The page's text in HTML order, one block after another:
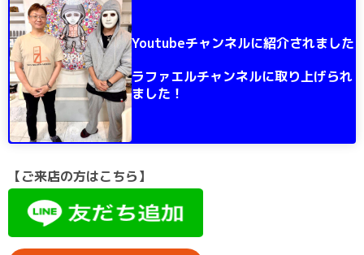
Youtubeチャンネルに紹介されました
ラファエルチャンネルに取り上げられ
ました！
【ご来店の方はこちら】